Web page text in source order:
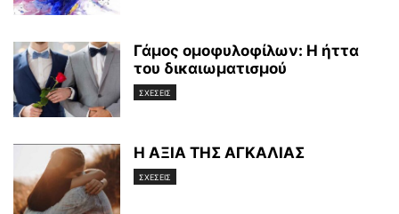
Γάμος ομοφυλοφίλων: H ήττα
του δικαιωματισμού
ΣΧΕΣΕΙΣ
Η ΑΞΙΑ ΤΗΣ ΑΓΚΑΛΙΑΣ
ΣΧΕΣΕΙΣ